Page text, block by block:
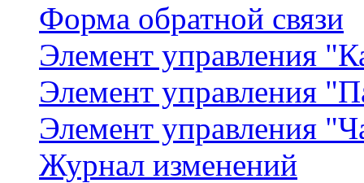
Форма обратной связи
Элемент управления
Элемент управления
Элемент управления
Журнал изменений